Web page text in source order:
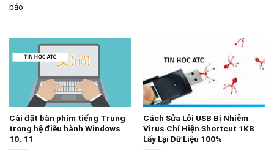
bảo
Cài đặt bàn phím tiếng Trung
trong hệ điều hành Windows
10, 11
Cách Sửa Lỗi USB Bị Nhiễm
Virus Chỉ Hiện Shortcut 1KB
Lấy Lại Dữ Liệu 100%